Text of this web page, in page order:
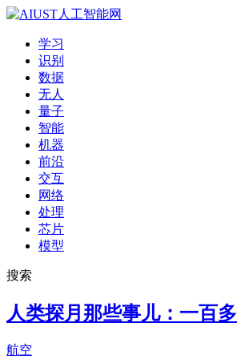
学习
识别
数据
无人
量子
智能
机器
前沿
交互
网络
处理
芯片
模型
搜索
人类探月那些事儿：一百
航空